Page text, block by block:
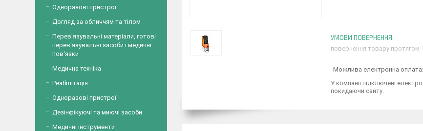
повернення товару протягом
У компанії підключені
покидаючи сайту.
Одноразові пристрої
Догляд за обличчям та тілом
Перев'язувальні матеріали, готові
перев'язувальні засоби і медичні
пов'язки
Медична техніка
Реабілітація
Одноразові пристрої
Дезінфікуючі та миючі засоби
Медичні інструменти